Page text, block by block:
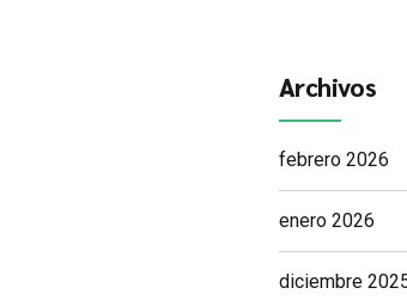
Archivos
febrero 2026
enero 2026
diciembre